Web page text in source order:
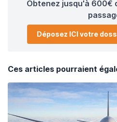
Obtenez jusqu'à 600€
Déposez ICI votre
Ces articles pourraient